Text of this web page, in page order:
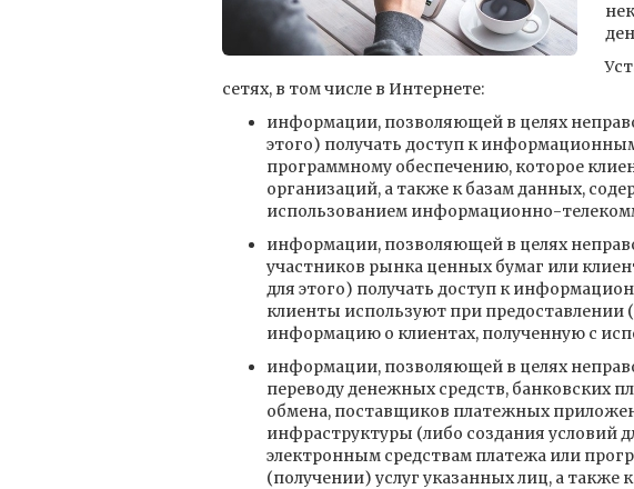
сетях, в том числе в Интернете:
информации, позволяющей в целях
этого) получать доступ к
программному обеспечению, которое
организаций, а также к базам данных,
использованием информационно-
информации, позволяющей в целях
участников рынка ценных бумаг или
для этого) получать доступ к
клиенты используют при предоставлении
информацию о клиентах, полученную с
информации, позволяющей в целях
переводу денежных средств, банковских
обмена, поставщиков платежных
инфраструктуры (либо создания условий
электронным средствам платежа или
(получении) услуг указанных лиц, а